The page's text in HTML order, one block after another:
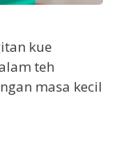
kue
teh
masa kecil